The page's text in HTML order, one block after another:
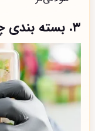
۳. بسته بندی چندلایه و مقاوم در برابر نفوذ